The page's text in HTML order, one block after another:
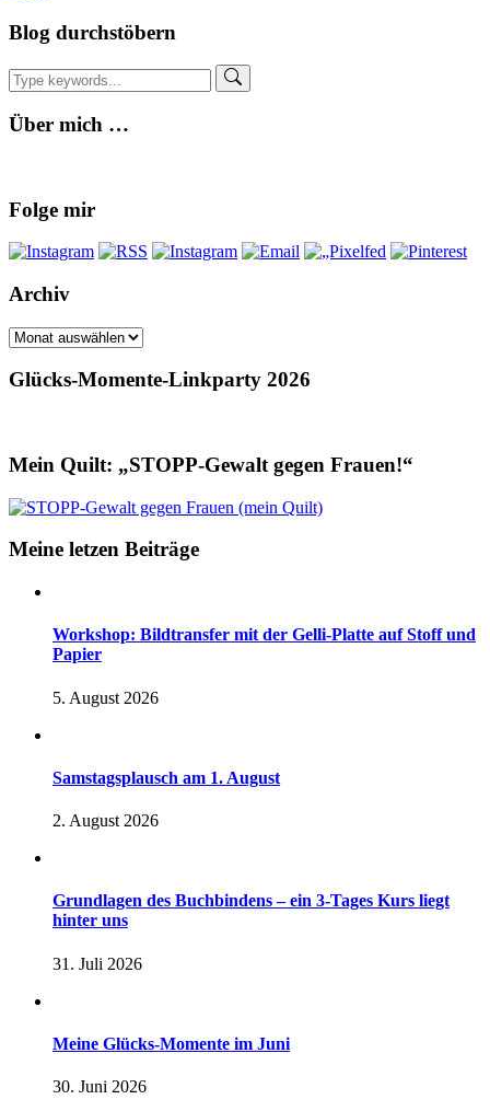
Blog durchstöbern
Über mich …
Folge mir
Archiv
Archiv
Glücks-Momente-Linkparty 2026
Mein Quilt: „STOPP-Gewalt gegen Frauen!“
Meine letzen Beiträge
Workshop: Bildtransfer mit der Gelli-Platte auf Stoff und
Papier
5. August 2026
Samstagsplausch am 1. August
2. August 2026
Grundlagen des Buchbindens – ein 3-Tages Kurs liegt
hinter uns
31. Juli 2026
Meine Glücks-Momente im Juni
30. Juni 2026